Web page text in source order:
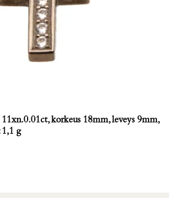
korkeus 18mm, leveys 9mm,
1,1 g